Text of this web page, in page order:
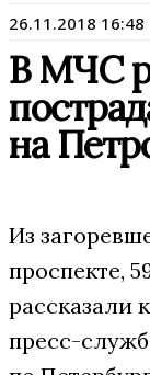
26.11.2018 16:48
В МЧС
на
Из
проспекте,
рассказали
пресс-